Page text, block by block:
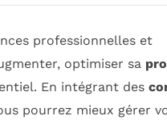
professionnelles et
optimiser sa
En intégrant des
pourrez mieux gérer